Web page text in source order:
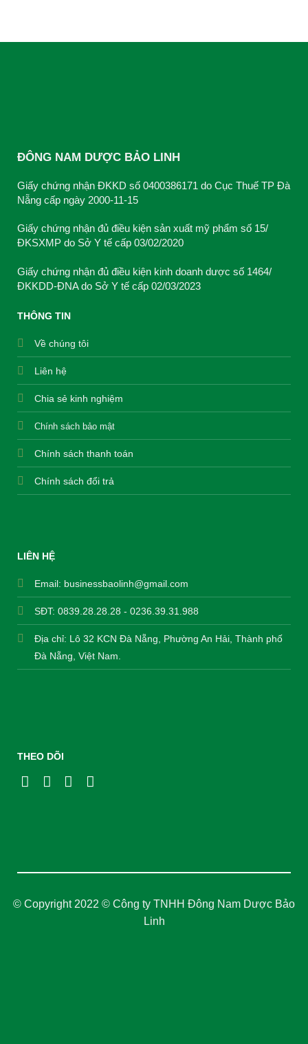
ĐÔNG NAM DƯỢC BẢO LINH
Giấy chứng nhận ĐKKD số 0400386171 do Cục Thuế TP Đà
Nẵng cấp ngày 2000-11-15
Giấy chứng nhận đủ điều kiện sản xuất mỹ phẩm số 15/
ĐKSXMP do Sở Y tế cấp 03/02/2020
Giấy chứng nhận đủ điều kiện kinh doanh dược số 1464/
ĐKKDD-ĐNA do Sở Y tế cấp 02/03/2023
THÔNG TIN
Về chúng tôi
Liên hệ
Chia sẻ kinh nghiệm
Chính sách bảo mật
Chính sách thanh toán
Chính sách đổi trả
LIÊN HỆ
Email: businessbaolinh@gmail.com
SĐT: 0839.28.28.28 - 0236.39.31.988
Địa chỉ: Lô 32 KCN Đà Nẵng, Phường An Hải, Thành phố
Đà Nẵng, Việt Nam.